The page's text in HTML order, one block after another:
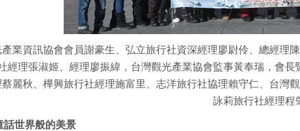
業資訊協會會員謝豪生、弘立旅行社資深經理廖尉伶、總經理
經理張淑姬、經理廖振緯，台灣觀光產業協會監事黃奉瑞，會
麗秋、樺興旅行社經理施富里、志洋旅行社協理賴守仁、台灣
詠莉旅行社經理程
話世界般的美景